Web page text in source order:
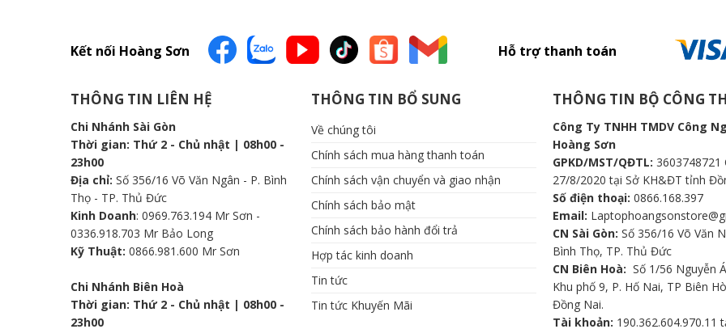
nhiều
biến
chọn
thể
Kết nối Hoàng Sơn Hỗ trợ thanh toán
THÔNG TIN LIÊN HỆ
Chi Nhánh Sài Gòn
Thời gian: Thứ 2 - Chủ nhật | 08h00 -
23h00
Địa chỉ: Số 356/16 Võ Văn Ngân - P. Bình
Thọ - TP. Thủ Đức
Kinh Doanh: 0969.763.194 Mr Sơn -
0336.918.703 Mr Bảo Long
Kỹ Thuật: 0866.981.600 Mr Sơn
Chi Nhánh Biên Hoà
Thời gian: Thứ 2 - Chủ nhật | 08h00 -
23h00
THÔNG TIN BỔ SUNG
Về chúng tôi
Chính sách mua hàng thanh toán
Chính sách vận chuyển và giao nhận
Chính sách bảo mật
Chính sách bảo hành đổi trả
Hợp tác kinh doanh
Tin tức
Tin tức Khuyến Mãi
THÔNG TIN BỘ CÔNG
Công Ty TNHH TMDV Công
Hoàng Sơn
GPKD/MST/QĐTL: 3603748721
27/8/2020 tại Sở KH&ĐT tỉnh
Số điện thoại: 0866.168.397
Email:
CN Sài Gòn: Số 356/16 Võ Văn
Bình Thọ, TP. Thủ Đức
CN Biên Hoà: Số 1/56 Nguyễn
Khu phố 9, P. Hố Nai, TP Biên
Đồng Nai.
Tài khoản: 190.362.604.970.11